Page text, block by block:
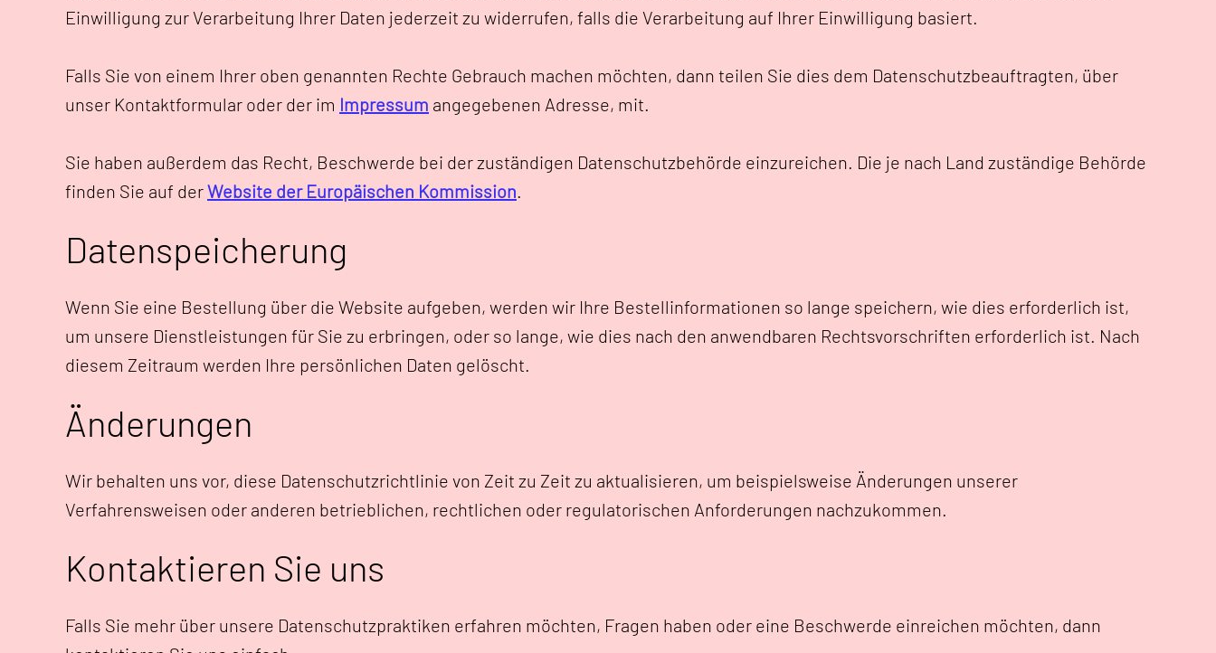
Einwilligung zur Verarbeitung Ihrer Daten jederzeit zu widerrufen, falls die Verarbeitung auf Ihrer Einwilligung basiert.
Falls Sie von einem Ihrer oben genannten Rechte Gebrauch machen möchten, dann teilen Sie dies dem Datenschutzbeauftragten, über
unser Kontaktformular oder der im Impressum angegebenen Adresse, mit.
Sie haben außerdem das Recht, Beschwerde bei der zuständigen Datenschutzbehörde einzureichen. Die je nach Land zuständige Behörde
finden Sie auf derWebsite der Europäischen Kommission.
Datenspeicherung
Wenn Sie eine Bestellung über die Website aufgeben, werden wir Ihre Bestellinformationen so lange speichern, wie dies erforderlich ist,
um unsere Dienstleistungen für Sie zu erbringen, oder so lange, wie dies nach den anwendbaren Rechtsvorschriften erforderlich ist. Nach
diesem Zeitraum werden Ihre persönlichen Daten gelöscht.
Änderungen
Wir behalten uns vor, diese Datenschutzrichtlinie von Zeit zu Zeit zu aktualisieren, um beispielsweise Änderungen unserer
Verfahrensweisen oder anderen betrieblichen, rechtlichen oder regulatorischen Anforderungen nachzukommen.
Kontaktieren Sie uns
Falls Sie mehr über unsere Datenschutzpraktiken erfahren möchten, Fragen haben oder eine Beschwerde einreichen möchten, dann